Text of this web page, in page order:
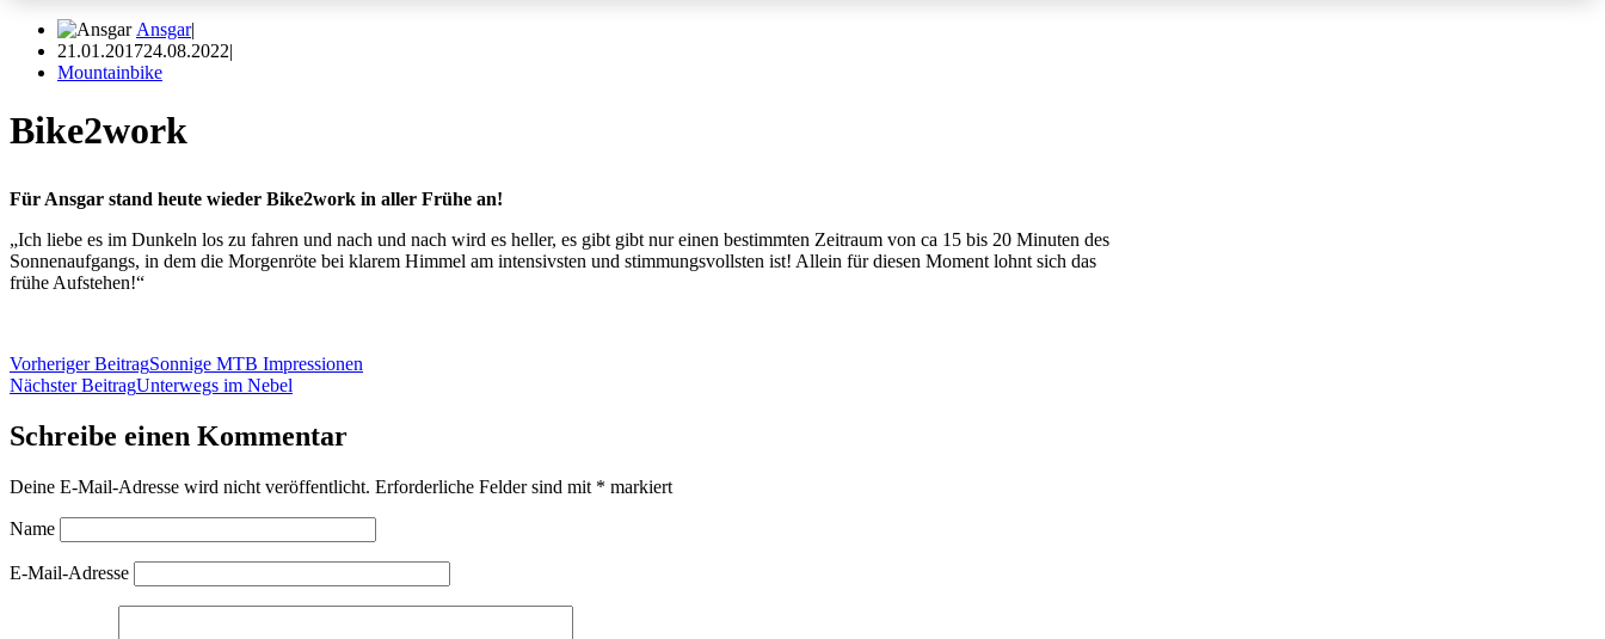
Ansgar
21.01.201724.08.2022
Mountainbike
Bike2work
Für Ansgar stand heute wieder Bike2work in aller Frühe an!
„Ich liebe es im Dunkeln los zu fahren und nach und nach wird es heller, es gibt gibt nur einen bestimmten Zeitraum von ca 15 bis 20 Minuten des
Sonnenaufgangs, in dem die Morgenröte bei klarem Himmel am intensivsten und stimmungsvollsten ist! Allein für diesen Moment lohnt sich das
frühe Aufstehen!“
Vorheriger BeitragSonnige MTB Impressionen
Nächster BeitragUnterwegs im Nebel
Schreibe einen Kommentar
Deine E-Mail-Adresse wird nicht veröffentlicht. Erforderliche Felder sind mit * markiert
Name
E-Mail-Adresse